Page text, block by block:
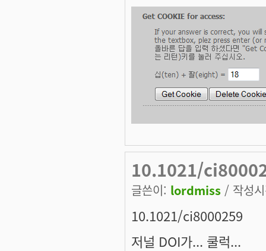
10.1021/
글쓴이: lordmiss / 작성
10.1021/ci8000259
저널 DOI가... 쿨럭...